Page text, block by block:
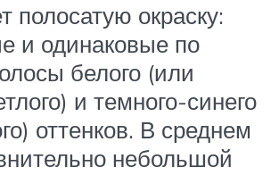
полосатую окраску:
и одинаковые по
белого (или
и темного-синего
оттенков. В среднем
небольшой